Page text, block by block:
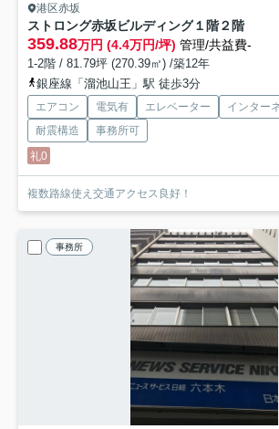
港区赤坂
ストロング赤坂ビルディング１階２階
359.88万円 (4.4万円/坪) 管理/共益費-
1-2階 / 81.79坪 (270.39㎡) /築12年
銀座線「溜池山王」駅 徒歩3分
エアコン 電気有 エレベーター
インター
耐震構造
事務所可
礼0
複数路線使え交通アクセス良好！
事務所